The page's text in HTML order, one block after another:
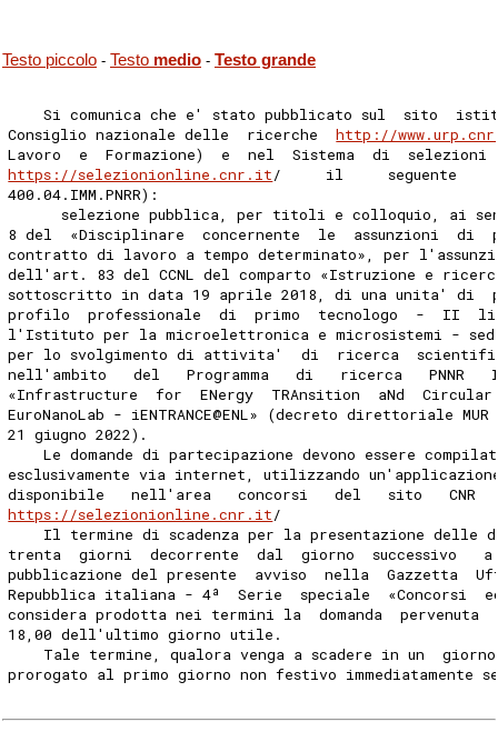
Testo piccolo - Testo medio - Testo grande
Si comunica che e' stato pubblicato sul  sito
Consiglio nazionale delle  ricerche http://
Lavoro  e  Formazione)  e  nel  Sistema  di  selezioni
https://selezionionline.cnr.it/     il     seguente
400.04.IMM.PNRR):
selezione pubblica, per titoli e colloquio, ai
8 del  «Disciplinare  concernente  le  assunzioni  di
contratto di lavoro a tempo determinato», per
dell'art. 83 del CCNL del comparto «Istruzione e
sottoscritto in data 19 aprile 2018, di una unita' di
profilo  professionale  di  primo  tecnologo  -  II
l'Istituto per la microelettronica e microsistemi -
per lo svolgimento di attivita'  di  ricerca
nell'ambito   del   Programma   di   ricerca   PNNR
«Infrastructure  for  ENergy  TRAnsition  aNd  Circular
EuroNanoLab - iENTRANCE@ENL» (decreto direttoriale
21 giugno 2022).
Le domande di partecipazione devono essere
esclusivamente via internet, utilizzando
disponibile   nell'area   concorsi   del   sito   CNR
https://selezionionline.cnr.it/
Il termine di scadenza per la presentazione delle
trenta  giorni  decorrente  dal  giorno  successivo
pubblicazione del presente  avviso  nella  Gazzetta
Repubblica italiana - 4ª  Serie  speciale  «Concorsi
considera prodotta nei termini la  domanda
18,00 dell'ultimo giorno utile.
Tale termine, qualora venga a scadere in un
prorogato al primo giorno non festivo immediatamente